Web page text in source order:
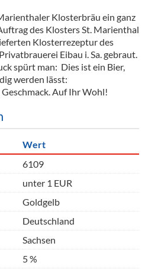
Klosterbräu ein ganz
des Klosters St. Marienthal
Klosterrezeptur des
Eibau i. Sa. gebraut.
spürt man: Dies ist ein Bier,
werden lässt:
Auf Ihr Wohl!
Wert
6109
unter 1 EUR
Goldgelb
Deutschland
Sachsen
5 %